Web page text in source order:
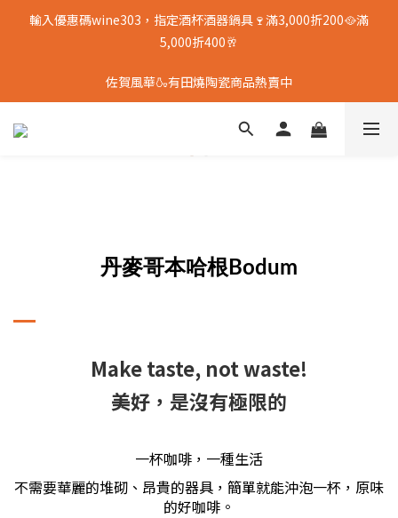
輸入優惠碼wine303，指定酒杯酒器鍋具🍷滿3,000折200🥘滿
5,000折400🥂
佐賀風華🍶有田燒陶瓷商品熱賣中
丹麥哥本哈根Bodum
Make taste, not waste!
美好，是沒有極限的
一杯咖啡，一種生活
不需要華麗的堆砌、昂貴的器具，簡單就能沖泡一杯，原味
的好咖啡。